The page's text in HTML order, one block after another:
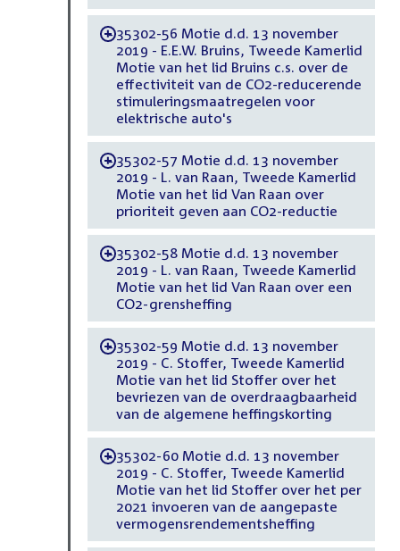
-35302-56 Motie d.d. 13 november
2019 - E.E.W. Bruins, Tweede Kamerlid
Motie van het lid Bruins c.s. over de
effectiviteit van de CO2-reducerende
stimuleringsmaatregelen voor
elektrische auto's
-35302-57 Motie d.d. 13 november
2019 - L. van Raan, Tweede Kamerlid
Motie van het lid Van Raan over
prioriteit geven aan CO2-reductie
-35302-58 Motie d.d. 13 november
2019 - L. van Raan, Tweede Kamerlid
Motie van het lid Van Raan over een
CO2-grensheffing
-35302-59 Motie d.d. 13 november
2019 - C. Stoffer, Tweede Kamerlid
Motie van het lid Stoffer over het
bevriezen van de overdraagbaarheid
van de algemene heffingskorting
-35302-60 Motie d.d. 13 november
2019 - C. Stoffer, Tweede Kamerlid
Motie van het lid Stoffer over het per
2021 invoeren van de aangepaste
vermogensrendementsheffing